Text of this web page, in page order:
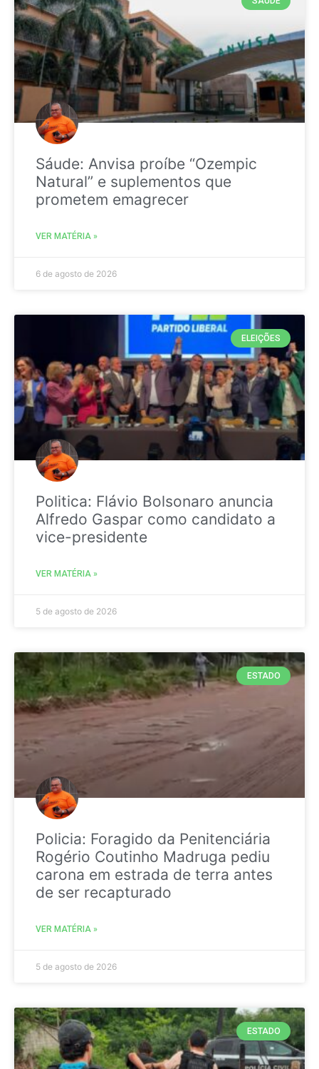
Sáude: Anvisa proíbe “Ozempic
Natural” e suplementos que
prometem emagrecer
VER MATÉRIA »
6 de agosto de 2026
ELEIÇÕES
Politica: Flávio Bolsonaro anuncia
Alfredo Gaspar como candidato a
vice-presidente
VER MATÉRIA »
5 de agosto de 2026
ESTADO
Policia: Foragido da Penitenciária
Rogério Coutinho Madruga pediu
carona em estrada de terra antes
de ser recapturado
VER MATÉRIA »
5 de agosto de 2026
ESTADO